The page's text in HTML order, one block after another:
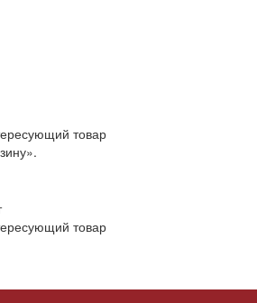
товар
товар